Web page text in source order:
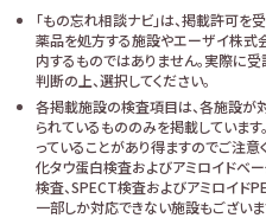
「もの忘れ相談ナビ」は、掲載許可を
薬品を処方する施設やエーザイ株式
内するものではありません。実際に
判断の上、選択してください。
各掲載施設の検査項目は、各施設が
られているもののみを掲載していま
っていることがあり得ますのでご注意
化タウ蛋白検査およびアミロイドベ
検査、SPECT検査およびアミロイド
一部しか対応できない施設もございま